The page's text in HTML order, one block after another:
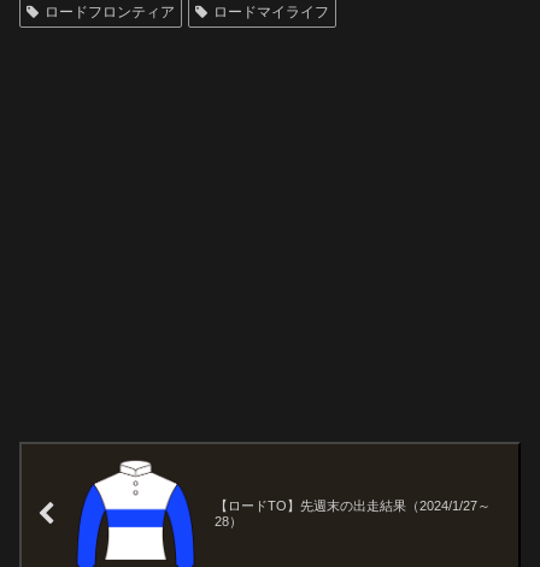
ロードフロンティア
ロードマイライフ
【ロードTO】先週末の出走結果（2024/1/27～
28）